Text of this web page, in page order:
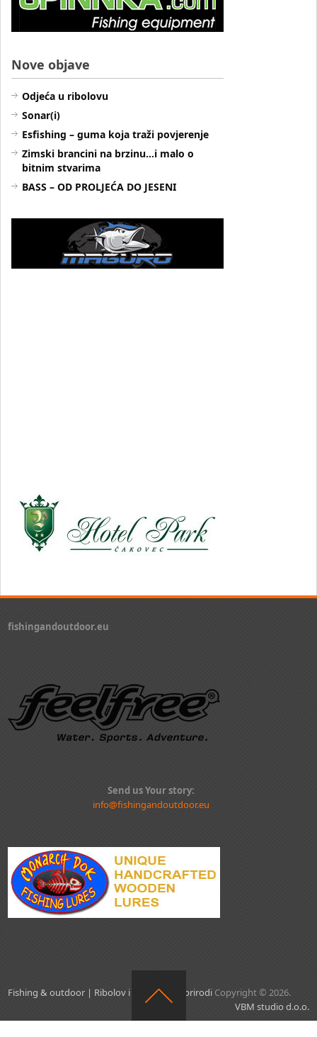
Nove objave
Odjeća u ribolovu
Sonar(i)
Esfishing – guma koja traži povjerenje
Zimski brancini na brzinu…i malo o
bitnim stvarima
BASS – OD PROLJEĆA DO JESENI
fishingandoutdoor.eu
Send us Your story:
info@fishingandoutdoor.eu
Fishing & outdoor | Ribolov i aktivnosti u prirodi Copyright © 2026.
VBM studio d.o.o.